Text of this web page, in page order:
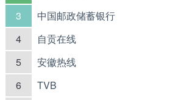
3 中国邮政储蓄银行
4 自贡在线
5 安徽热线
6 TVB